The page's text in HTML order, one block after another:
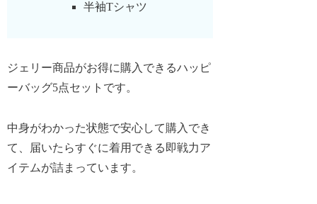
半袖Tシャツ
ジェリー商品がお得に購入できるハッピ
ーバッグ5点セットです。
中身がわかった状態で安心して購入でき
て、届いたらすぐに着用できる即戦力ア
イテムが詰まっています。